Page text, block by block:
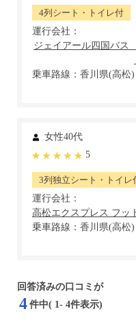
4列シート・トイレ付
運行会社：
乗車路線：香川県(高
女性40代
5
3列独立シート・トイレ
運行会社：
乗車路線：香川県(高
回答済みの口コミが
4 件中( 1- 4件表示)